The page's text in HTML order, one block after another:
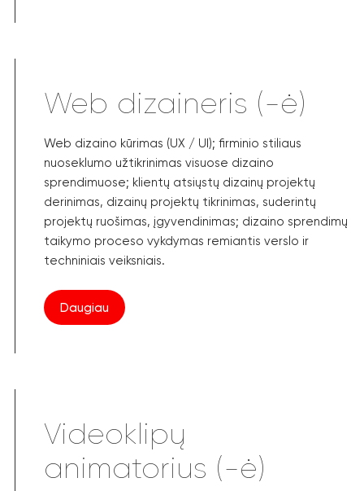
Web dizaineris (-ė)
Web dizaino kūrimas (UX / UI); firminio stiliaus
nuoseklumo užtikrinimas visuose dizaino
sprendimuose; klientų atsiųstų dizainų projektų
derinimas, dizainų projektų tikrinimas, suderintų
projektų ruošimas, įgyvendinimas; dizaino sprendimų
taikymo proceso vykdymas remiantis verslo ir
techniniais veiksniais.
Daugiau
Videoklipų
animatorius (-ė)